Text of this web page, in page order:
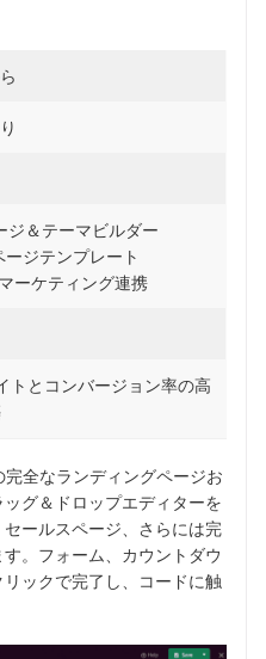
ジ＆テーマビルダー
ジテンプレート
ーケティング連携
トとコンバージョン率の高
全なランディングページお
ッグ＆ドロップエディターを
ールスページ、さらには完
。フォーム、カウントダウ
ックで完了し、コードに触